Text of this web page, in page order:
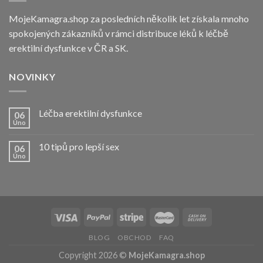
MojeKamagra.shop za posledních několik let získala mnoho
spokojených zákazníků v rámci distribuce léků k léčbě
erektilní dysfunkce v ČR a SK.
NOVINKY
06
Úno
Léčba erektilní dysfunkce
06
Úno
10 tipů pro lepší sex
BLOG OBCHOD FAQ
Copyright 2026 © MojeKamagra.shop